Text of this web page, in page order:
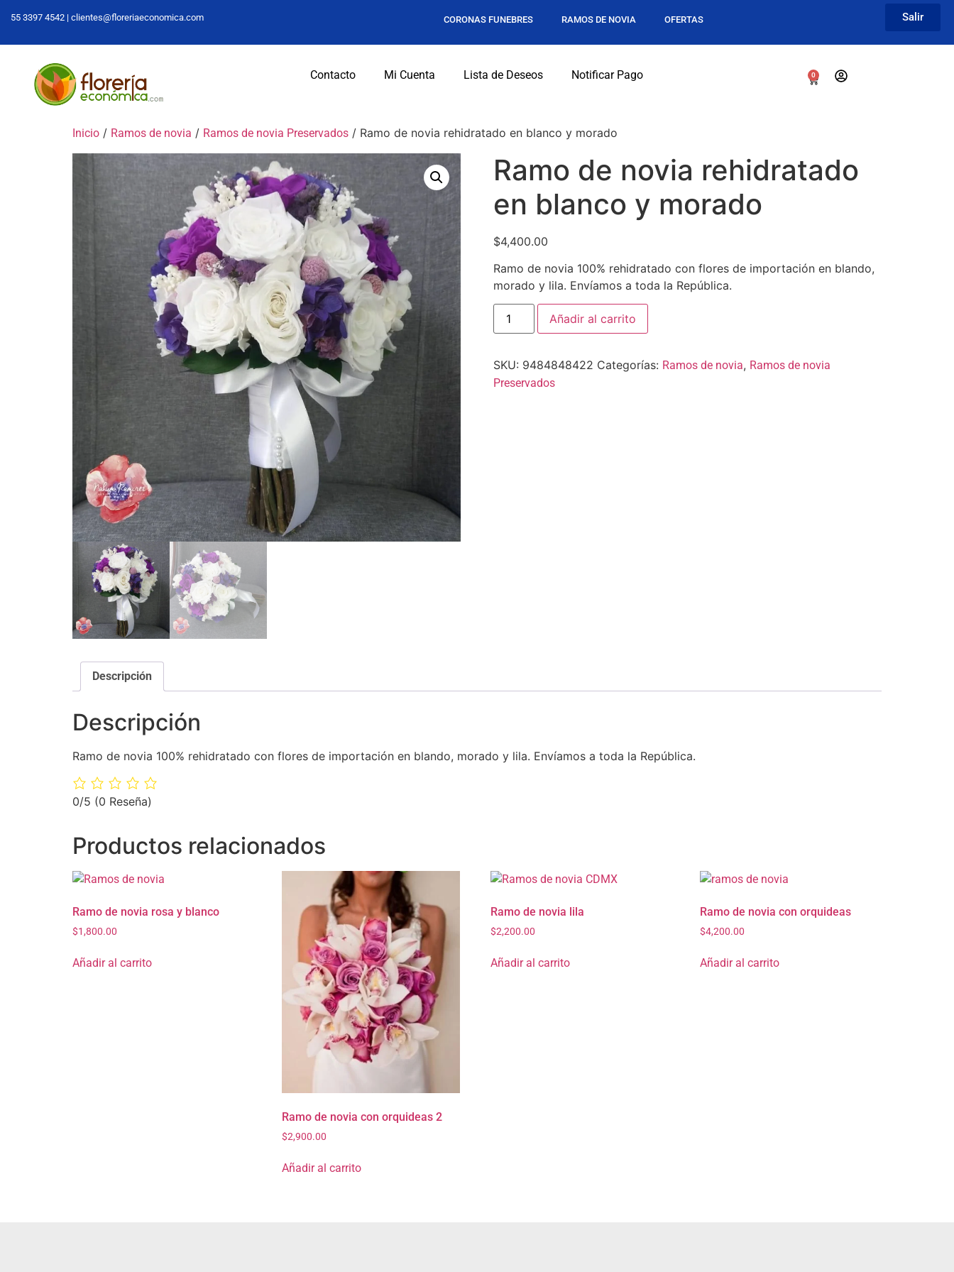
55 3397 4542 | clientes@floreriaeconomica.com CORONAS FUNEBRES RAMOS DE NOVIA OFERTAS Salir
Contacto Mi Cuenta Lista de Deseos Notificar Pago 0
Inicio / Ramos de novia / Ramos de novia Preservados / Ramo de novia rehidratado en blanco y morado
Ramo de novia rehidratado
en blanco y morado
$4,400.00
Ramo de novia 100% rehidratado con flores de importación en blando,
morado y lila. Envíamos a toda la República.
Añadir al carrito
SKU: 9484848422 Categorías: Ramos de novia, Ramos de novia
Preservados
Descripción
Descripción
Ramo de novia 100% rehidratado con flores de importación en blando, morado y lila. Envíamos a toda la República.
0/5 (0 Reseña)
Productos relacionados
Ramo de novia rosa y blanco
$1,800.00
Añadir al carrito
Ramo de novia con orquideas 2
$2,900.00
Añadir al carrito
Ramo de novia lila
$2,200.00
Añadir al carrito
Ramo de novia con orquideas
$4,200.00
Añadir al carrito